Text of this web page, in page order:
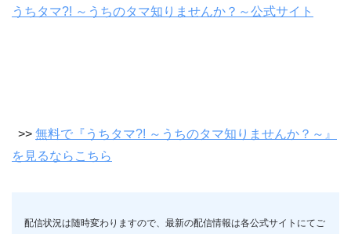
うちタマ?! ～うちのタマ知りませんか？～公式サイト
>> 無料で『うちタマ?! ～うちのタマ知りませんか？～』
を見るならこちら
配信状況は随時変わりますので、最新の配信情報は各公式サイトにてご